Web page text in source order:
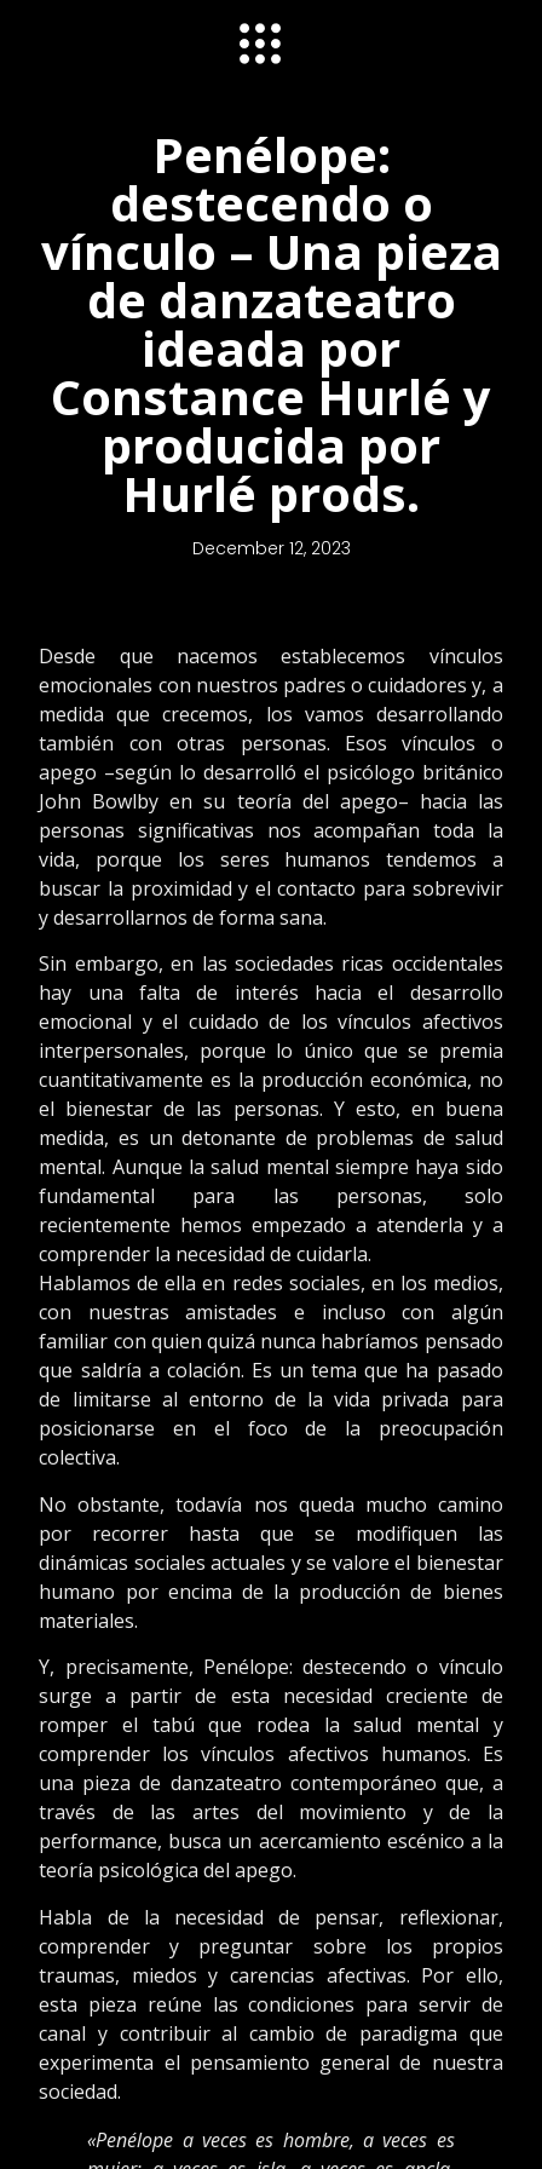
Penélope:
destecendo o
vínculo – Una pieza
de danzateatro
ideada por
Constance Hurlé y
producida por
Hurlé prods.
December 12, 2023
Desde que nacemos establecemos vínculos
emocionales con nuestros padres o cuidadores y, a
medida que crecemos, los vamos desarrollando
también con otras personas. Esos vínculos o
apego –según lo desarrolló el psicólogo británico
John Bowlby en su teoría del apego– hacia las
personas significativas nos acompañan toda la
vida, porque los seres humanos tendemos a
buscar la proximidad y el contacto para sobrevivir
y desarrollarnos de forma sana.
Sin embargo, en las sociedades ricas occidentales
hay una falta de interés hacia el desarrollo
emocional y el cuidado de los vínculos afectivos
interpersonales, porque lo único que se premia
cuantitativamente es la producción económica, no
el bienestar de las personas. Y esto, en buena
medida, es un detonante de problemas de salud
mental. Aunque la salud mental siempre haya sido
fundamental para las personas, solo
recientemente hemos empezado a atenderla y a
comprender la necesidad de cuidarla.
Hablamos de ella en redes sociales, en los medios,
con nuestras amistades e incluso con algún
familiar con quien quizá nunca habríamos pensado
que saldría a colación. Es un tema que ha pasado
de limitarse al entorno de la vida privada para
posicionarse en el foco de la preocupación
colectiva.
No obstante, todavía nos queda mucho camino
por recorrer hasta que se modifiquen las
dinámicas sociales actuales y se valore el bienestar
humano por encima de la producción de bienes
materiales.
Y, precisamente, Penélope: destecendo o vínculo
surge a partir de esta necesidad creciente de
romper el tabú que rodea la salud mental y
comprender los vínculos afectivos humanos. Es
una pieza de danzateatro contemporáneo que, a
través de las artes del movimiento y de la
performance, busca un acercamiento escénico a la
teoría psicológica del apego.
Habla de la necesidad de pensar, reflexionar,
comprender y preguntar sobre los propios
traumas, miedos y carencias afectivas. Por ello,
esta pieza reúne las condiciones para servir de
canal y contribuir al cambio de paradigma que
experimenta el pensamiento general de nuestra
sociedad.
«Penélope a veces es hombre, a veces es